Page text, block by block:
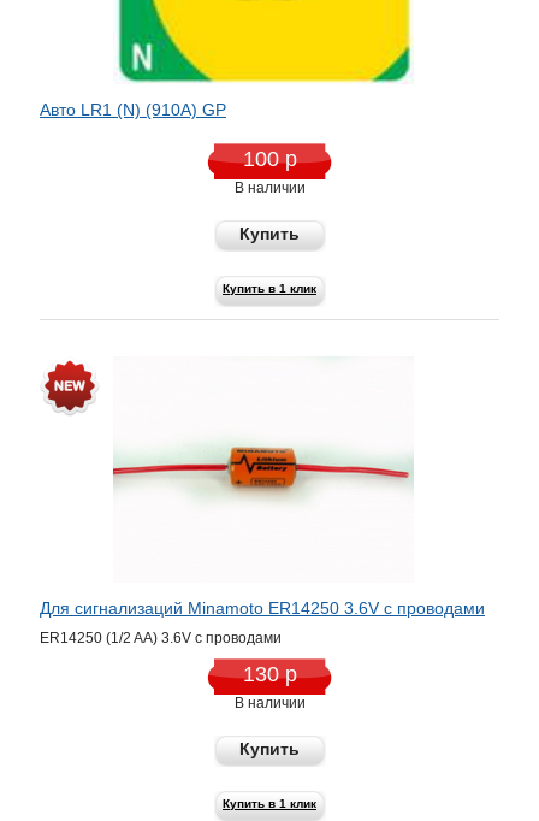
Авто LR1 (N) (910A) GP
100 р
В наличии
Купить
Купить в 1 клик
Для сигнализаций Minamoto ER14250 3.6V c проводами
ER14250 (1/2 AA) 3.6V c проводами
130 р
В наличии
Купить
Купить в 1 клик